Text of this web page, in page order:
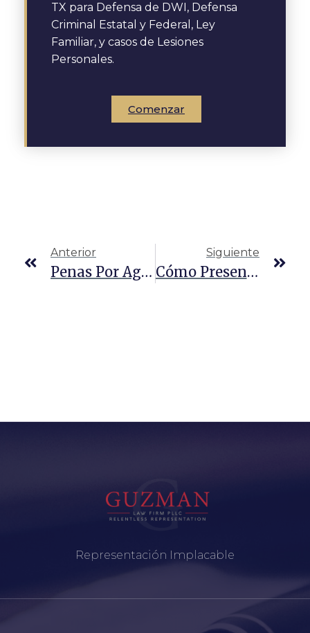
TX para Defensa de DWI, Defensa
Criminal Estatal y Federal, Ley
Familiar, y casos de Lesiones
Personales.
Comenzar
Anterior
Penas Por Agresión Agravada En Texas
Siguiente
Cómo Presentar Una Demanda Por Lesiones Personales En Texas
Representación Implacable